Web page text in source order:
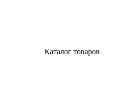
Каталог товаров